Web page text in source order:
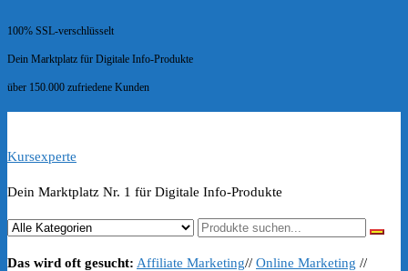
100% SSL-verschlüsselt
Dein Marktplatz für Digitale Info-Produkte
über 150.000 zufriedene Kunden
Kursexperte
Dein Marktplatz Nr. 1 für Digitale Info-Produkte
Das wird oft gesucht: Affiliate Marketing// Online Marketing //